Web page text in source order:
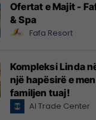
Ofertat e Majit -
& Spa
Fafa Resort
Kompleksi Linda
një hapësirë e
familjen tuaj!
Al Trade Center